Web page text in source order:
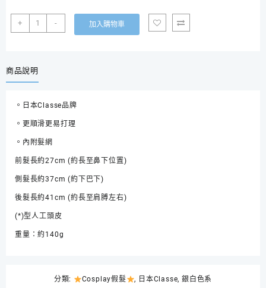
+
本
系
列
溫
絲
髮
Wolf
系
短
SS05
數
- 加入購物車
商品說明
。日本Classe品牌
。更順滑更易打理
。內附髮網
前髮長約27cm (約長至鼻下位置)
側髮長約37cm (約下巴下)
後髮長約41cm (約長至肩膊左右)
(*)型人工頭皮
重量：約140g
分類: Cosplay假髮 , 日本Classe,銀白色系